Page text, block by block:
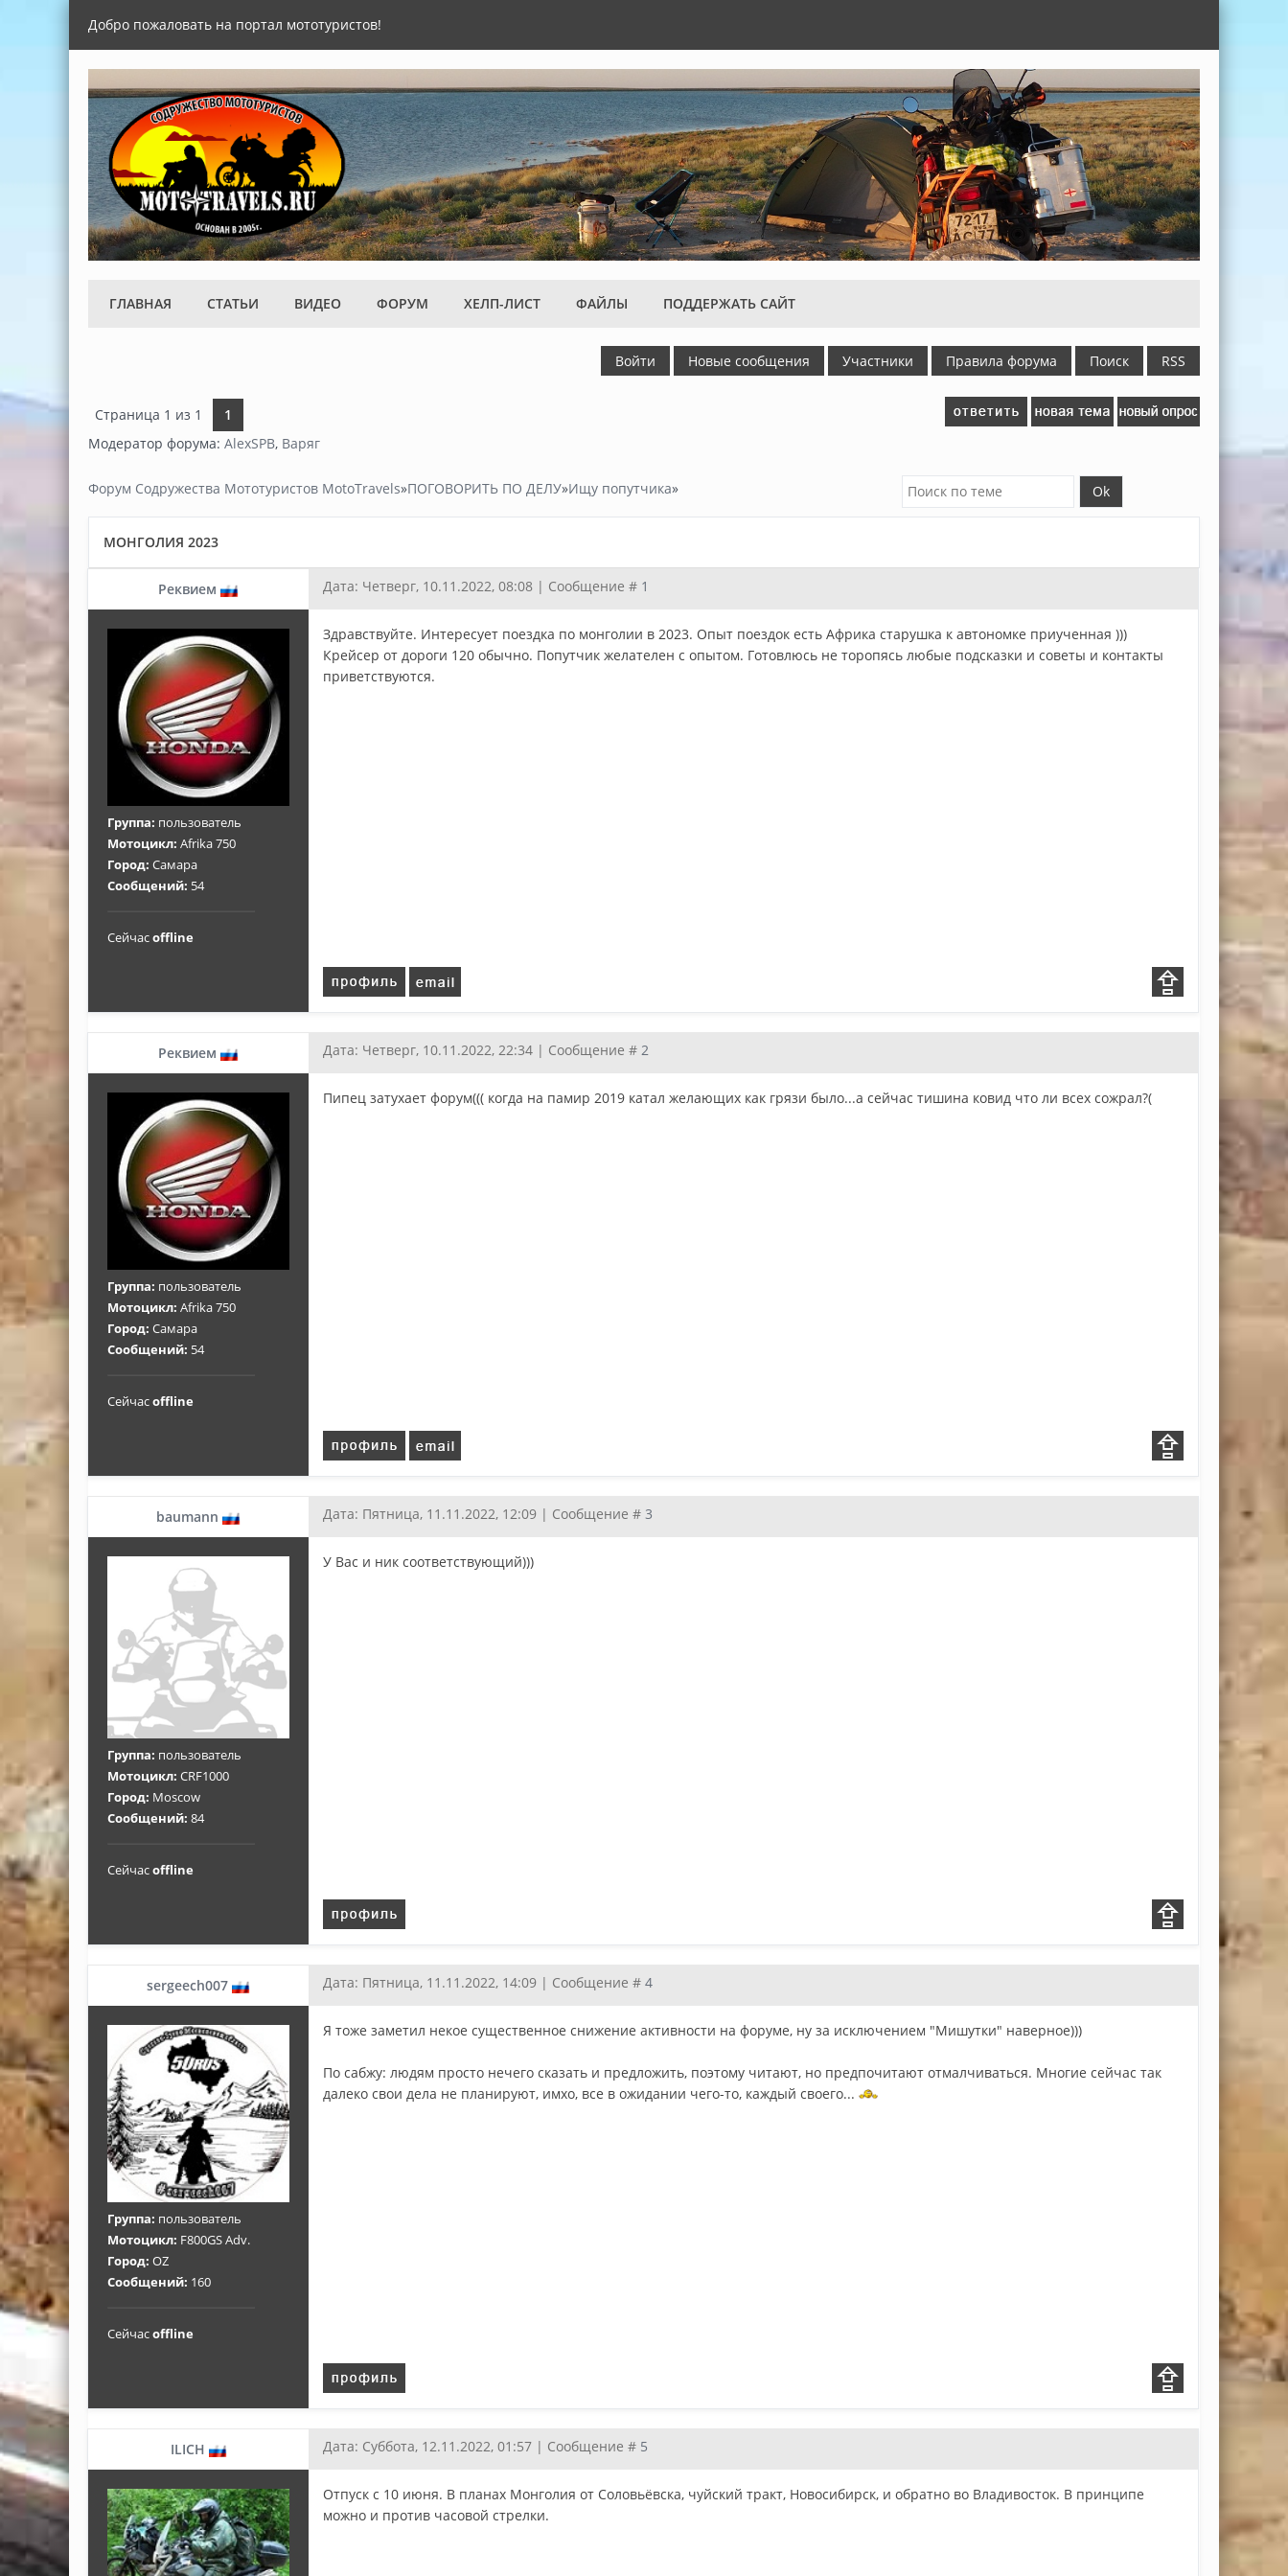
Добро пожаловать на портал мототуристов!
ГЛАВНАЯ СТАТЬИ ВИДЕО ФОРУМ ХЕЛП-ЛИСТ ФАЙЛЫ ПОДДЕРЖАТЬ САЙТ
Войти Новые сообщения Участники Правила форума Поиск RSS
Страница 1 из 1
1
Модератор форума: AlexSPB, Варяг
Форум Содружества Мототуристов MotoTravels»ПОГОВОРИТЬ ПО ДЕЛУ»Ищу попутчика»
МОНГОЛИЯ 2023
Реквием Дата: Четверг, 10.11.2022, 08:08 | Сообщение # 1
Группа: пользователь
Мотоцикл: Afrika 750
Город: Самара
Сообщений: 54
Сейчасoffline
Здравствуйте. Интересует поездка по монголии в 2023. Опыт поездок есть Африка старушка к автономке приученная )))
Крейсер от дороги 120 обычно. Попутчик желателен с опытом. Готовлюсь не торопясь любые подсказки и советы и контакты
приветствуются.
Реквием Дата: Четверг, 10.11.2022, 22:34 | Сообщение # 2
Группа: пользователь
Мотоцикл: Afrika 750
Город: Самара
Сообщений: 54
Сейчасoffline
Пипец затухает форум((( когда на памир 2019 катал желающих как грязи было...а сейчас тишина ковид что ли всех сожрал?(
baumann Дата: Пятница, 11.11.2022, 12:09 | Сообщение # 3
Группа: пользователь
Мотоцикл: СRF1000
Город: Moscow
Сообщений: 84
Сейчасoffline
У Вас и ник соответствующий)))
sergeech007 Дата: Пятница, 11.11.2022, 14:09 | Сообщение # 4
Группа: пользователь
Мотоцикл: F800GS Adv.
Город: OZ
Сообщений: 160
Сейчасoffline
Я тоже заметил некое существенное снижение активности на форуме, ну за исключением "Мишутки" наверное)))
По сабжу: людям просто нечего сказать и предложить, поэтому читают, но предпочитают отмалчиваться. Многие сейчас так
далеко свои дела не планируют, имхо, все в ожидании чего-то, каждый своего...
ILICH Дата: Суббота, 12.11.2022, 01:57 | Сообщение # 5
Отпуск с 10 июня. В планах Монголия от Соловьёвска, чуйский тракт, Новосибирск, и обратно во Владивосток. В принципе
можно и против часовой стрелки.